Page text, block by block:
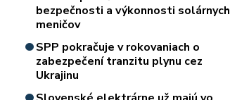
bezpečnosti a výkonnosti solárnych
meničov
SPP pokračuje v rokovaniach o
zabezpečení tranzitu plynu cez
Ukrajinu